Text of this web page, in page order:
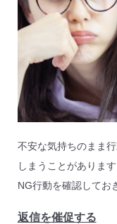
不安な気持ちのまま
しまうことがありま
NG行動を確認してお
返信を催促する